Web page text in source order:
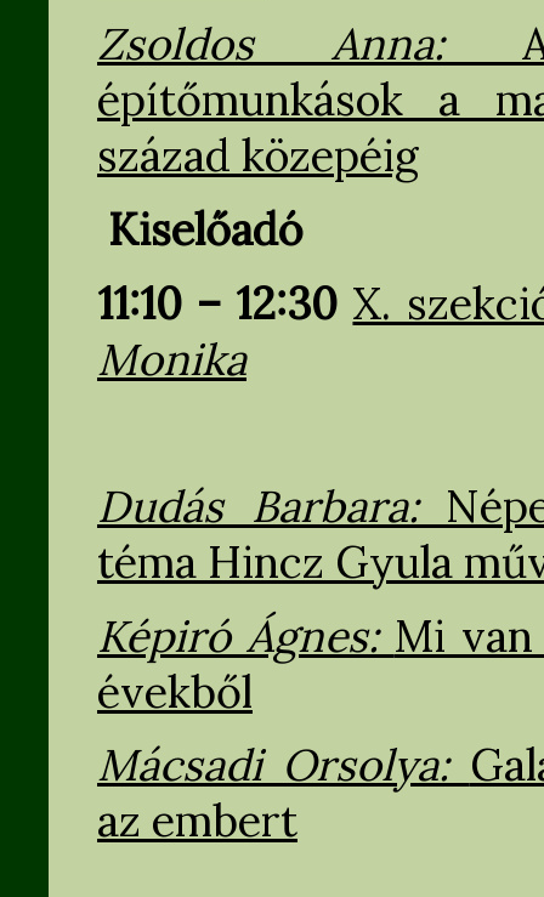
Zsoldos Anna:
építőmunkások a
század közepéig
Kiselőadó
11:10 – 12:30 X.
Monika
Dudás Barbara:
téma Hincz Gyula
Képiró Ágnes: Mi van
évekből
Mácsadi Orsolya:
az embert